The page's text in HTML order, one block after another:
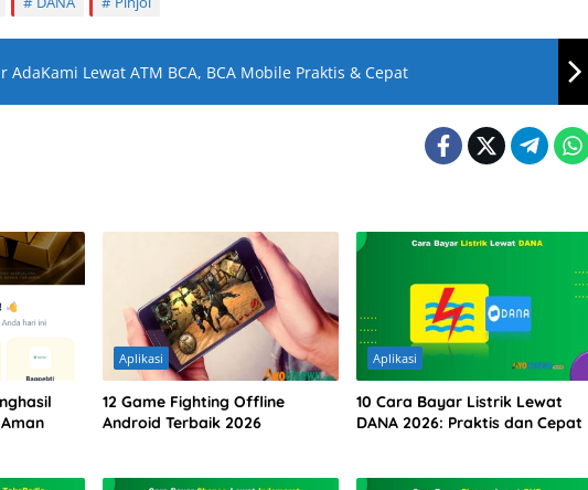
AdaKami Lewat ATM BCA, BCA Mobile Praktis & Cepat
Aplikasi
12 Game Fighting Offline
Android Terbaik 2026
Aplikasi
10 Cara Bayar Listrik Lewat
DANA 2026: Praktis dan Cepat